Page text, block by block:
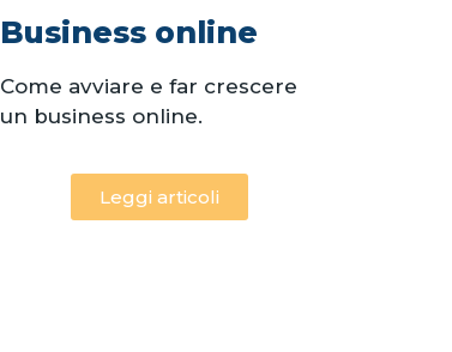
Business online
Come avviare e far crescere
un business online.
Leggi articoli